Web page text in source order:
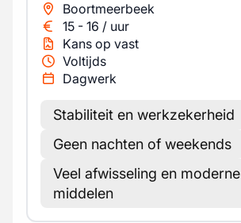
Boortmeerbeek
15 - 16 / uur
Kans op vast
Voltijds
Dagwerk
Stabiliteit en werkzekerheid
Geen nachten of weekends
Veel afwisseling en moderne
middelen